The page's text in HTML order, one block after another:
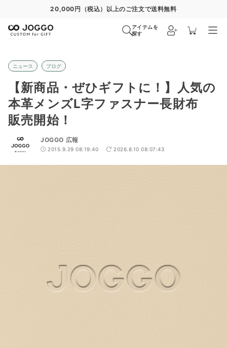
20,000円（税込）以上のご注文で送料無料
アイテムを
探す
ニュース ブログ
【新商品・ぜひギフトに！】人気の
本革メンズL字ファスナー長財布
販売開始！
JOGGO 広報
2015.9.29 08:19:40 2026.8.10 08:07:43